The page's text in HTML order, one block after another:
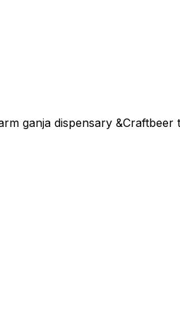
ganja dispensary &Craftbeer